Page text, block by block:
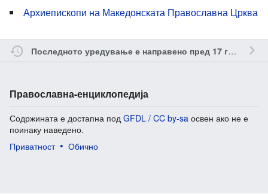
Архиепископи на Македонската Православна Црква
Последното уредување е направено пред 17 години од
Православна-енциклопедија
Содржината е достапна под GFDL / CC by-sa освен ако не е
поинаку наведено.
Приватност
Обично